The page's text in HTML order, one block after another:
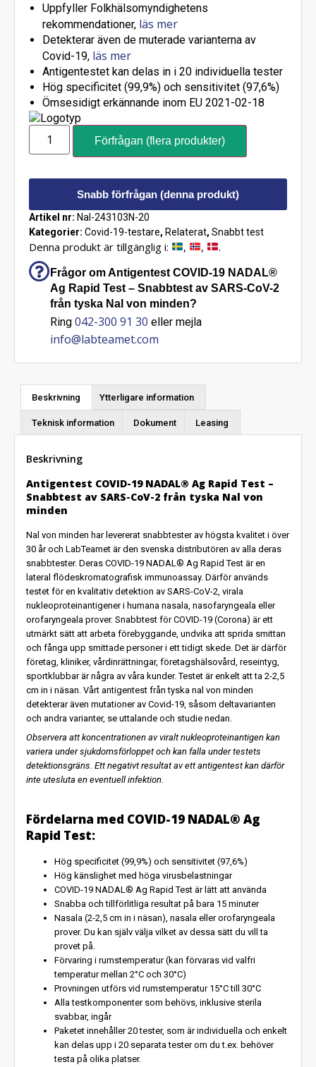
Uppfyller Folkhälsomyndighetens
rekommendationer, läs mer
Detekterar även de muterade varianterna av
Covid-19, läs mer
Antigentestet kan delas in i 20 individuella tester
Hög specificitet (99,9%) och sensitivitet (97,6%)
Ömsesidigt erkännande inom EU 2021-02-18
Förfrågan (flera produkter)
Snabb förfrågan (denna produkt)
Artikel nr: Nal-243103N-20
Kategorier: Covid-19-testare, Relaterat, Snabbt test
Denna produkt är tillgänglig i: , , .
Frågor om Antigentest COVID-19 NADAL®
Ag Rapid Test – Snabbtest av SARS-CoV-2
från tyska Nal von minden?
Ring 042-300 91 30 eller mejla
info@labteamet.com
Beskrivning Ytterligare information
Teknisk information Dokument Leasing
Beskrivning
Antigentest COVID-19 NADAL® Ag Rapid Test –
Snabbtest av SARS-CoV-2 från tyska Nal von
minden
Nal von minden har levererat snabbtester av högsta kvalitet i över
30 år och LabTeamet är den svenska distributören av alla deras
snabbtester. Deras COVID-19 NADAL® Ag Rapid Test är en
lateral flödeskromatografisk immunoassay. Därför används
testet för en kvalitativ detektion av SARS-CoV-2, virala
nukleoproteinantigener i humana nasala, nasofaryngeala eller
orofaryngeala prover. Snabbtest för COVID-19 (Corona) är ett
utmärkt sätt att arbeta förebyggande, undvika att sprida smittan
och fånga upp smittade personer i ett tidigt skede. Det är därför
företag, kliniker, vårdinrättningar, företagshälsovård, reseintyg,
sportklubbar är några av våra kunder. Testet är enkelt att ta 2-2,5
cm in i näsan. Vårt antigentest från tyska nal von minden
detekterar även mutationer av Covid-19, såsom deltavarianten
och andra varianter, se uttalande och studie nedan.
Observera att koncentrationen av viralt nukleoproteinantigen kan
variera under sjukdomsförloppet och kan falla under testets
detektionsgräns. Ett negativt resultat av ett antigentest kan därför
inte utesluta en eventuell infektion.
Fördelarna med COVID-19 NADAL® Ag
Rapid Test:
Hög specificitet (99,9%) och sensitivitet (97,6%)
Hög känslighet med höga virusbelastningar
COVID-19 NADAL® Ag Rapid Test är lätt att använda
Snabba och tillförlitliga resultat på bara 15 minuter
Nasala (2-2,5 cm in i näsan), nasala eller orofaryngeala
prover. Du kan själv välja vilket av dessa sätt du vill ta
provet på.
Förvaring i rumstemperatur (kan förvaras vid valfri
temperatur mellan 2°C och 30°C)
Provningen utförs vid rumstemperatur 15°C till 30°C
Alla testkomponenter som behövs, inklusive sterila
svabbar, ingår
Paketet innehåller 20 tester, som är individuella och enkelt
kan delas upp i 20 separata tester om du t.ex. behöver
testa på olika platser.